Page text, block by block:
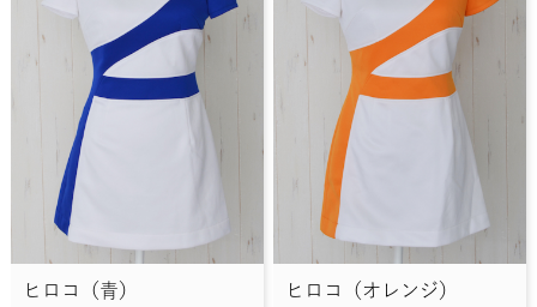
ヒロコ（青）
ヒロコ（オレンジ）